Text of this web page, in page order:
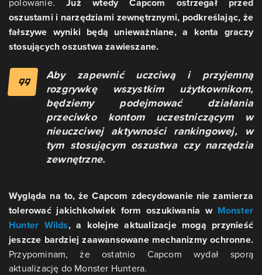
oszustami i narzędziami zewnętrznymi, podkreślając, że
fałszywe wyniki będą unieważniane, a konta graczy
stosujących oszustwa zawieszane.
Aby zapewnić uczciwą i przyjemną
rozgrywkę wszystkim użytkownikom,
będziemy podejmować działania
przeciwko kontom uczestniczącym w
nieuczciwej aktywności rankingowej, w
tym stosującym oszustwa czy narzędzia
zewnętrzne.
Wygląda na to, że Capcom zdecydowanie nie zamierza
tolerować jakichkolwiek form oszukiwania w Monster
Hunter Wilds, a kolejne aktualizacje mogą przynieść
jeszcze bardziej zaawansowane mechanizmy ochronne.
Przypominam, że ostatnio Capcom wydał sporą
aktualizację do Monster Huntera.